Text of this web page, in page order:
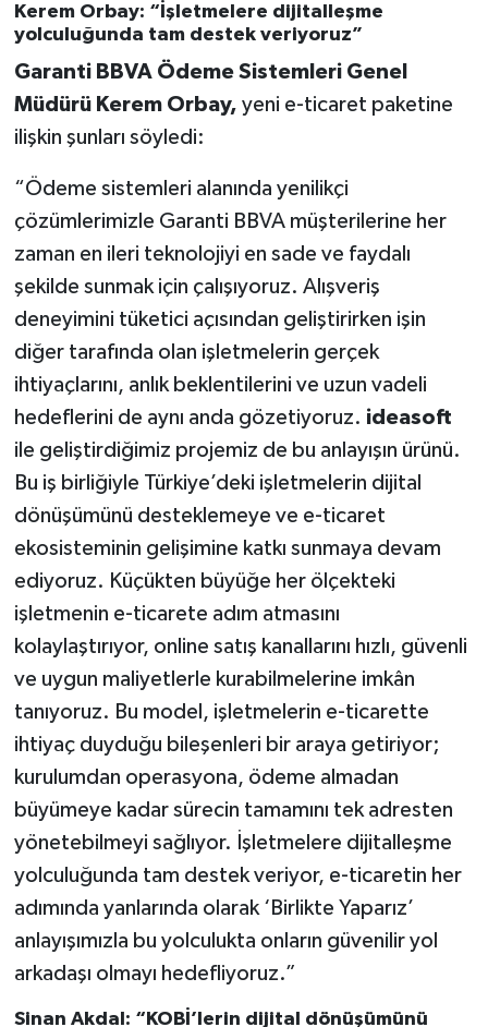
Kerem Orbay: “İşletmelere dijitalleşme
yolculuğunda tam destek veriyoruz”
Garanti BBVA Ödeme Sistemleri Genel
Müdürü Kerem Orbay, yeni e-ticaret paketine
ilişkin şunları söyledi:
“Ödeme sistemleri alanında yenilikçi
çözümlerimizle Garanti BBVA müşterilerine her
zaman en ileri teknolojiyi en sade ve faydalı
şekilde sunmak için çalışıyoruz. Alışveriş
deneyimini tüketici açısından geliştirirken işin
diğer tarafında olan işletmelerin gerçek
ihtiyaçlarını, anlık beklentilerini ve uzun vadeli
hedeflerini de aynı anda gözetiyoruz. ideasoft
ile geliştirdiğimiz projemiz de bu anlayışın ürünü.
Bu iş birliğiyle Türkiye’deki işletmelerin dijital
dönüşümünü desteklemeye ve e-ticaret
ekosisteminin gelişimine katkı sunmaya devam
ediyoruz. Küçükten büyüğe her ölçekteki
işletmenin e-ticarete adım atmasını
kolaylaştırıyor, online satış kanallarını hızlı, güvenli
ve uygun maliyetlerle kurabilmelerine imkân
tanıyoruz. Bu model, işletmelerin e-ticarette
ihtiyaç duyduğu bileşenleri bir araya getiriyor;
kurulumdan operasyona, ödeme almadan
büyümeye kadar sürecin tamamını tek adresten
yönetebilmeyi sağlıyor. İşletmelere dijitalleşme
yolculuğunda tam destek veriyor, e-ticaretin her
adımında yanlarında olarak ‘Birlikte Yaparız’
anlayışımızla bu yolculukta onların güvenilir yol
arkadaşı olmayı hedefliyoruz.”
Sinan Akdal: “KOBİ’lerin dijital dönüşümünü